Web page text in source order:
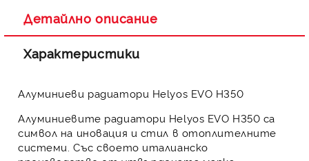
Детайлно описание
Характеристики
Алуминиеви радиатори Helyos EVO Н350
Алуминиевите радиатори Helyos EVO Н350 са
символ на иновация и стил в отоплителните
системи. Със своето италианско